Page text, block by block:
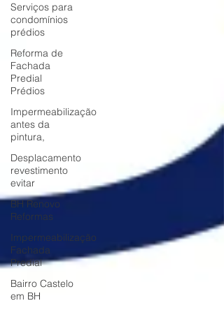
Serviços para
condomínios
prédios
Reforma de
Fachada
Predial
Prédios
Impermeabilização
antes da
pintura,
Desplacamento
revestimento
evitar
BH Renovo
Reformas
Impermeabilização
Fachada
Predial
Bairro Castelo
em BH